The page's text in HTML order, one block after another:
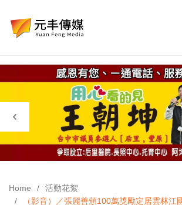
Home
活動花絮
（影音）／張麗善頒100萬獎勵定居雲林